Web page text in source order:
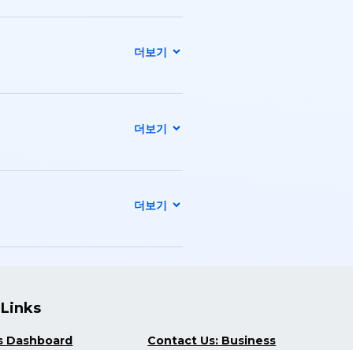
Dashboard Contact Us: Business